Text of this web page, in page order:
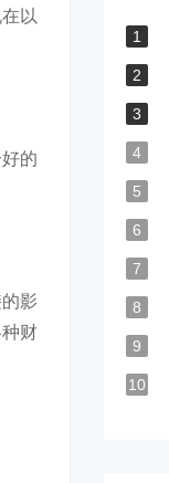
以
的
影
财
1
2
3
4
5
6
7
8
9
10